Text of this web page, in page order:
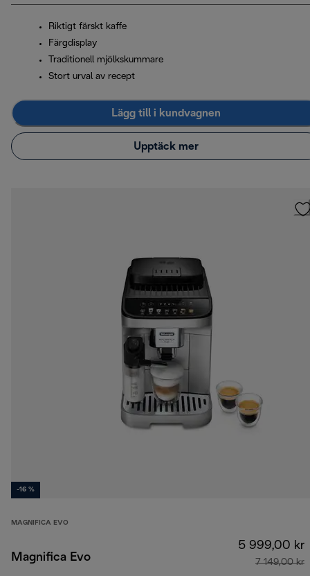
Riktigt färskt kaffe
Färgdisplay
Traditionell mjölkskummare
Stort urval av recept
Lägg till i kundvagnen
Upptäck mer
-16 %
MAGNIFICA EVO
Magnifica Evo
5 999,00 kr
7 149,00 kr